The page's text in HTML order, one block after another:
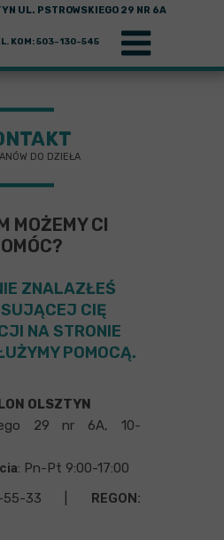
UL. PSTROWSKIEGO 29 NR 6A
KOM: 503-130-545
DO DZIEŁA
MOŻEMY CI
ZNALAZŁEŚ
CIĘ
NA STRONIE
POMOCĄ.
OLSZTYN
29 nr 6A, 10-
: Pn-Pt 9:00-17:00
55-33 | REGON: